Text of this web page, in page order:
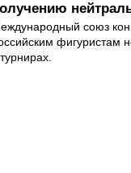
союз
фигуристам